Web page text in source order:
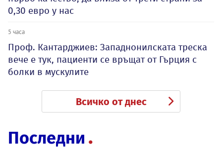
0,30 евро у нас
5 часа
Проф. Кантарджиев: Западнонилската треска
вече е тук, пациенти се връщат от Гърция с
болки в мускулите
Всичко от днес
Последни